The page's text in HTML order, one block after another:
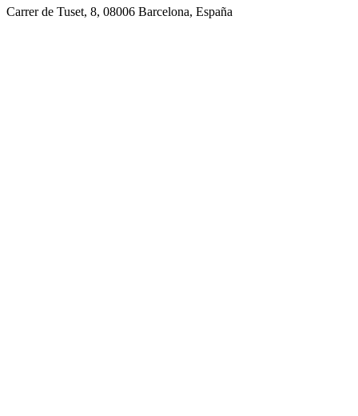
Carrer de Tuset, 8, 08006 Barcelona, España